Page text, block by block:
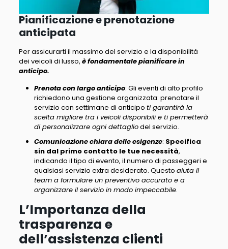
Pianificazione e prenotazione
anticipata
Per assicurarti il massimo del servizio e la disponibilità
dei veicoli di lusso, è fondamentale pianificare in
anticipo.
Prenota con largo anticipo: Gli eventi di alto profilo
richiedono una gestione organizzata: prenotare il
servizio con settimane di anticipo ti garantirà la
scelta migliore tra i veicoli disponibili e ti permetterà
di personalizzare ogni dettagliodel servizio.
Comunicazione chiara delle esigenze: Specifica
sin dal primo contatto le tue necessità,
indicando il tipo di evento, il numero di passeggeri e
qualsiasi servizio extra desiderato. Questo aiuta il
team a formulare un preventivo accurato e a
organizzare il servizio in modo impeccabile.
L’Importanza della
trasparenza e
dell’assistenza clienti